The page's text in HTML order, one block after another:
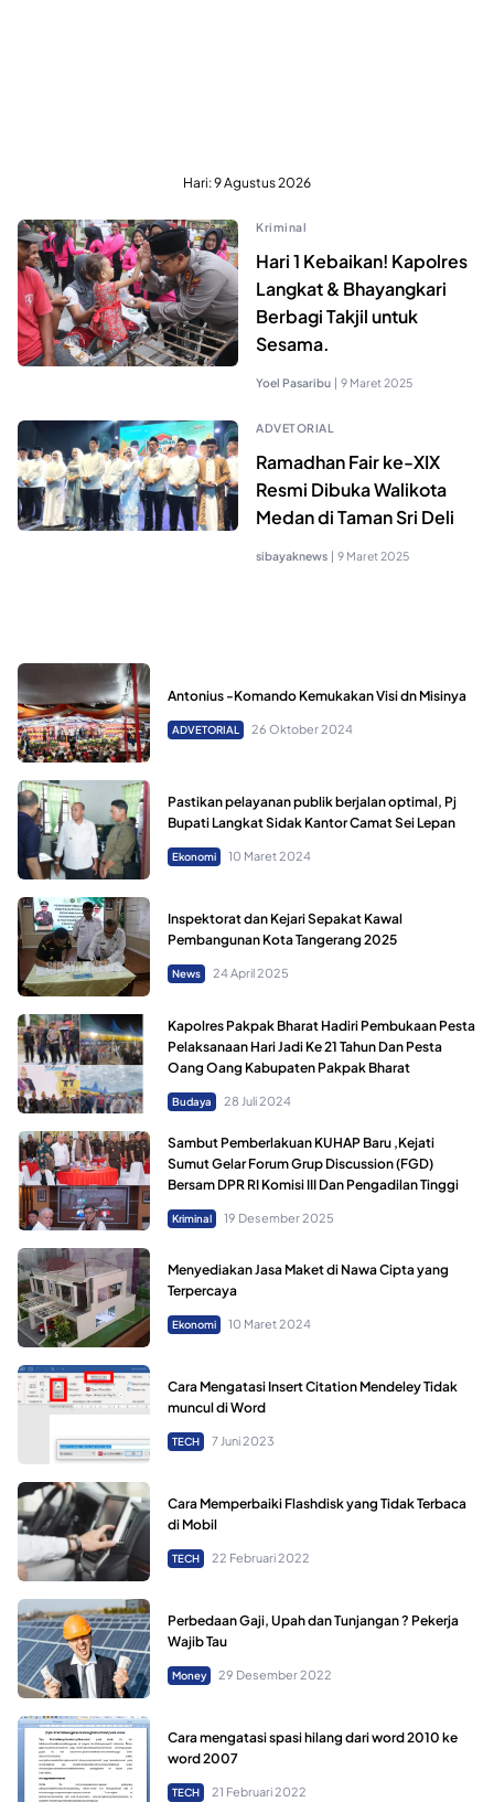
Hari:9 Agustus 2026
Kriminal
Hari 1 Kebaikan! Kapolres
Langkat & Bhayangkari
Berbagi Takjil untuk
Sesama.
Yoel Pasaribu | 9 Maret 2025
ADVETORIAL
Ramadhan Fair ke-XIX
Resmi Dibuka Walikota
Medan di Taman Sri Deli
sibayaknews | 9 Maret 2025
Antonius -Komando Kemukakan Visi dn Misinya
ADVETORIAL 26 Oktober 2024
Pastikan pelayanan publik berjalan optimal, Pj
Bupati Langkat Sidak Kantor Camat Sei Lepan
Ekonomi 10 Maret 2024
Inspektorat dan Kejari Sepakat Kawal
Pembangunan Kota Tangerang 2025
News 24 April 2025
Kapolres Pakpak Bharat Hadiri Pembukaan Pesta
Pelaksanaan Hari Jadi Ke 21 Tahun Dan Pesta
Oang Oang Kabupaten Pakpak Bharat
Budaya 28 Juli 2024
Sambut Pemberlakuan KUHAP Baru ,Kejati
Sumut Gelar Forum Grup Discussion (FGD)
Bersam DPR RI Komisi III Dan Pengadilan Tinggi
Kriminal 19 Desember 2025
Menyediakan Jasa Maket di Nawa Cipta yang
Terpercaya
Ekonomi 10 Maret 2024
Cara Mengatasi Insert Citation Mendeley Tidak
muncul di Word
TECH 7 Juni 2023
Cara Memperbaiki Flashdisk yang Tidak Terbaca
di Mobil
TECH 22 Februari 2022
Perbedaan Gaji, Upah dan Tunjangan ? Pekerja
Wajib Tau
Money 29 Desember 2022
Cara mengatasi spasi hilang dari word 2010 ke
word 2007
TECH 21 Februari 2022